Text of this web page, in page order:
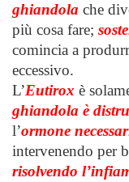
ghiandola che
più cosa fare;
comincia a
eccessivo.
L’Eutirox è
ghiandola è
l’ormone
intervenendo per
risolvendo